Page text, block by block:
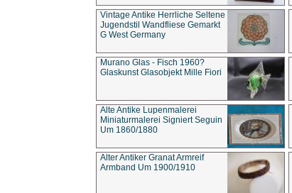
Vintage Antike Herrliche Seltene
Jugendstil Wandfliese Gemarkt
G West Germany
Murano Glas - Fisch 1960?
Glaskunst Glasobjekt Mille Fiori
Alte Antike Lupenmalerei
Miniaturmalerei Signiert Seguin
Um 1860/1880
Alter Antiker Granat Armreif
Armband Um 1900/1910